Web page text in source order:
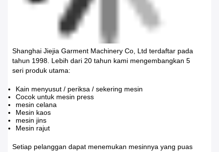
Shanghai Jiejia Garment Machinery Co, Ltd terdaftar pada
tahun 1998. Lebih dari 20 tahun kami mengembangkan 5
seri produk utama:
Kain menyusut / periksa / sekering mesin
Cocok untuk mesin press
mesin celana
Mesin kaos
mesin jins
Mesin rajut
Setiap pelanggan dapat menemukan mesinnya yang puas